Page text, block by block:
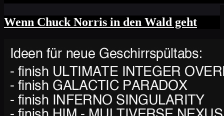
Wenn Chuck Norris in den Wald geht